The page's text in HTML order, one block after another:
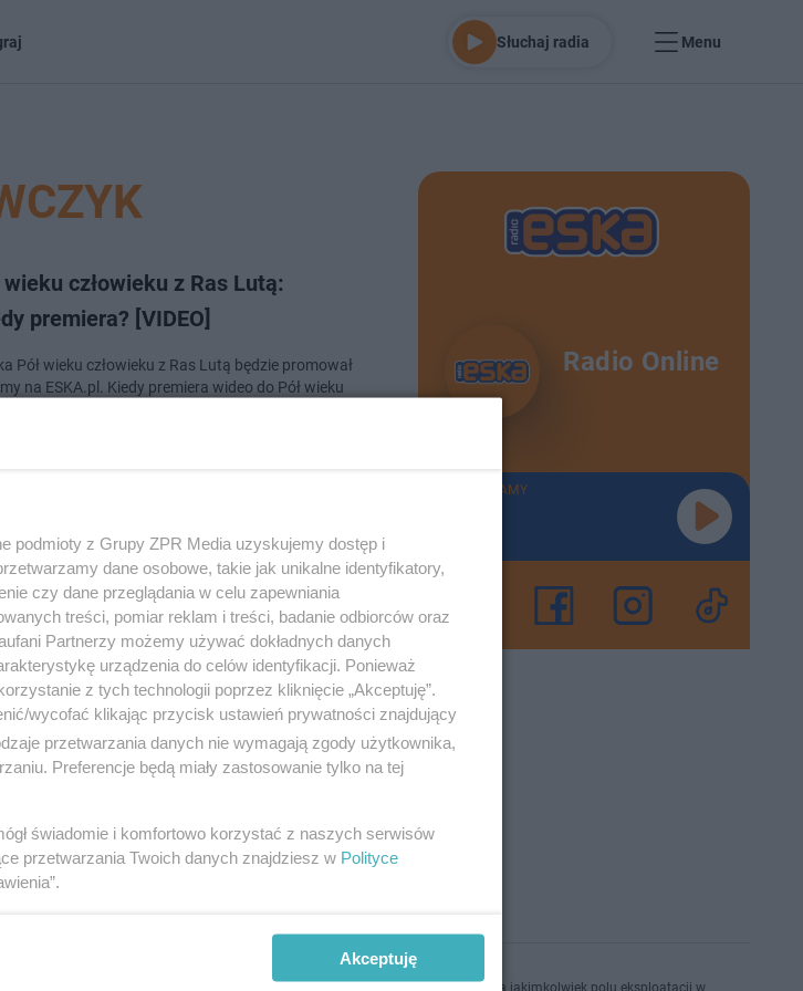
Słuchaj radia Menu
człowieku z Ras Lutą:
premiera? [VIDEO]
Pół wieku człowieku z Ras Lutą będzie promował
na ESKA.pl. Kiedy premiera wideo do Pół wieku
Krawczyk - Byle Było Tak.
Krawczyka w Sylwestra we
z Dwójką 2012 we Wrocławiu wykonał utwór
występ Krzysztofa Krawczyka!
dodano 2-1-2013
Radio Online
TERAZ GRAMY
w jakikolwiek sposób (w tym także elektroniczny lub mechaniczny) na jakimkolwiek polu eksploatacji w
podmioty z Grupy ZPR Media uzyskujemy dostęp i
dane osobowe, takie jak unikalne identyfikatory,
czy dane przeglądania w celu zapewniania
treści, pomiar reklam i treści, badanie odbiorców oraz
Partnerzy możemy używać dokładnych danych
urządzenia do celów identyfikacji. Ponieważ
z tych technologii poprzez kliknięcie „Akceptuję”.
wycofać klikając przycisk ustawień prywatności znajdujący
przetwarzania danych nie wymagają zgody użytkownika,
Preferencje będą miały zastosowanie tylko na tej
świadomie i komfortowo korzystać z naszych serwisów
przetwarzania Twoich danych znajdziesz w Polityce
Akceptuję